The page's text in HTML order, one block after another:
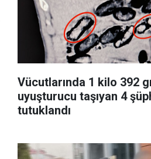
Vücutlarında 1 kilo 392
uyuşturucu taşıyan 4
tutuklandı